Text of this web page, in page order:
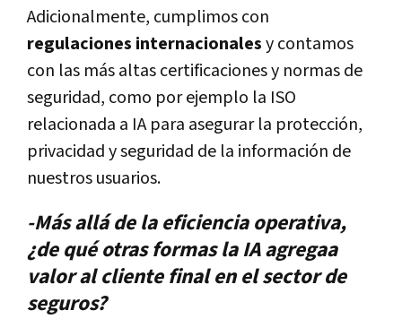
Adicionalmente, cumplimos con
regulaciones internacionalesy contamos
con las más altas certificaciones y normas de
seguridad, como por ejemplo la ISO
relacionada a IA para asegurar la protección,
privacidad y seguridad de la información de
nuestros usuarios.
-Más allá de la eficiencia operativa,
¿de qué otras formas la IA agregaa
valor al cliente final en el sector de
seguros?